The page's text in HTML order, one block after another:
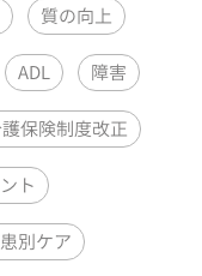
質の向上
ADL 障害
保険制度改正
ト
別ケア